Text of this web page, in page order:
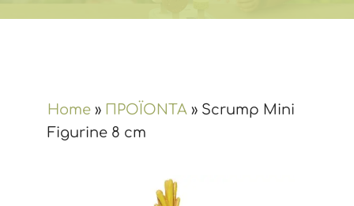
Home » ΠΡΟΪΟΝΤΑ » Scrump Mini
Figurine 8 cm